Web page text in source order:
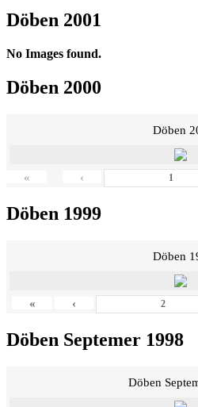
Döben 2001
No Images found.
Döben 2000
Döben
« ‹
Döben 1999
Döben
« ‹
Döben Septemer 1998
Döben